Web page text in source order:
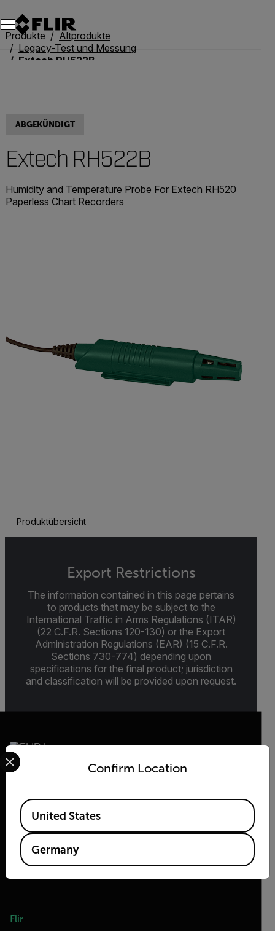
Unread messages
Modell
Entfernen
Elemente
Element
In den Warenkorb
Im Warenkorb
Produkte
Altprodukte
Legacy-Test und Messung
Extech RH522B
ABGEKÜNDIGT
Extech RH522B
Humidity and Temperature Probe For Extech RH520
Paperless Chart Recorders
Produktübersicht
Export Restrictions
The information contained in this page pertains
to products that may be subject to the
International Traffic in Arms Regulations (ITAR)
(22 C.F.R. Sections 120-130) or the Export
Administration Regulations (EAR) (15 C.F.R.
Sections 730-774) depending upon
specifications for the final product; jurisdiction
and classification will be provided upon request.
2026 © Flir Alle Rechte vorbehalten.
Flir
Confirm Location
Select your preferred country and language from the
Available Locations
United States
Germany